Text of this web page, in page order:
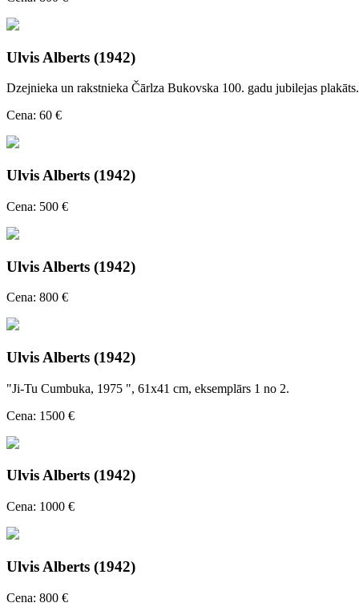
Ulvis Alberts (1942)
Dzejnieka un rakstnieka Čārlza Bukovska 100. gadu jubilejas plakāts.
Cena: 60 €
Ulvis Alberts (1942)
Cena: 500 €
Ulvis Alberts (1942)
Cena: 800 €
Ulvis Alberts (1942)
"Ji-Tu Cumbuka, 1975 ", 61x41 cm, eksemplārs 1 no 2.
Cena: 1500 €
Ulvis Alberts (1942)
Cena: 1000 €
Ulvis Alberts (1942)
Cena: 800 €